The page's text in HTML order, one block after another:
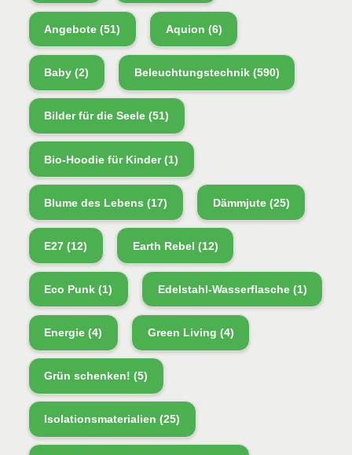
Angebote (51) Aquion (6)
Baby (2) Beleuchtungstechnik(590)
Bilder für die Seele (51)
Bio-Hoodie für Kinder(1)
Blume des Lebens (17) Dämmjute(25)
E27 (12) Earth Rebel (12)
Eco Punk (1) Edelstahl-Wasserflasche(1)
Energie (4) Green Living (4)
Grün schenken! (5)
Isolationsmaterialien (25)